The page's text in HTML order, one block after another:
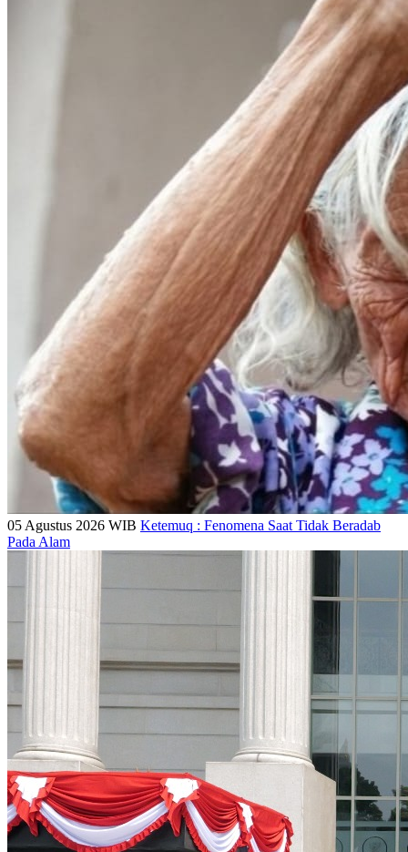
05 Agustus 2026 WIB Ketemuq : Fenomena Saat Tidak Beradab
Pada Alam